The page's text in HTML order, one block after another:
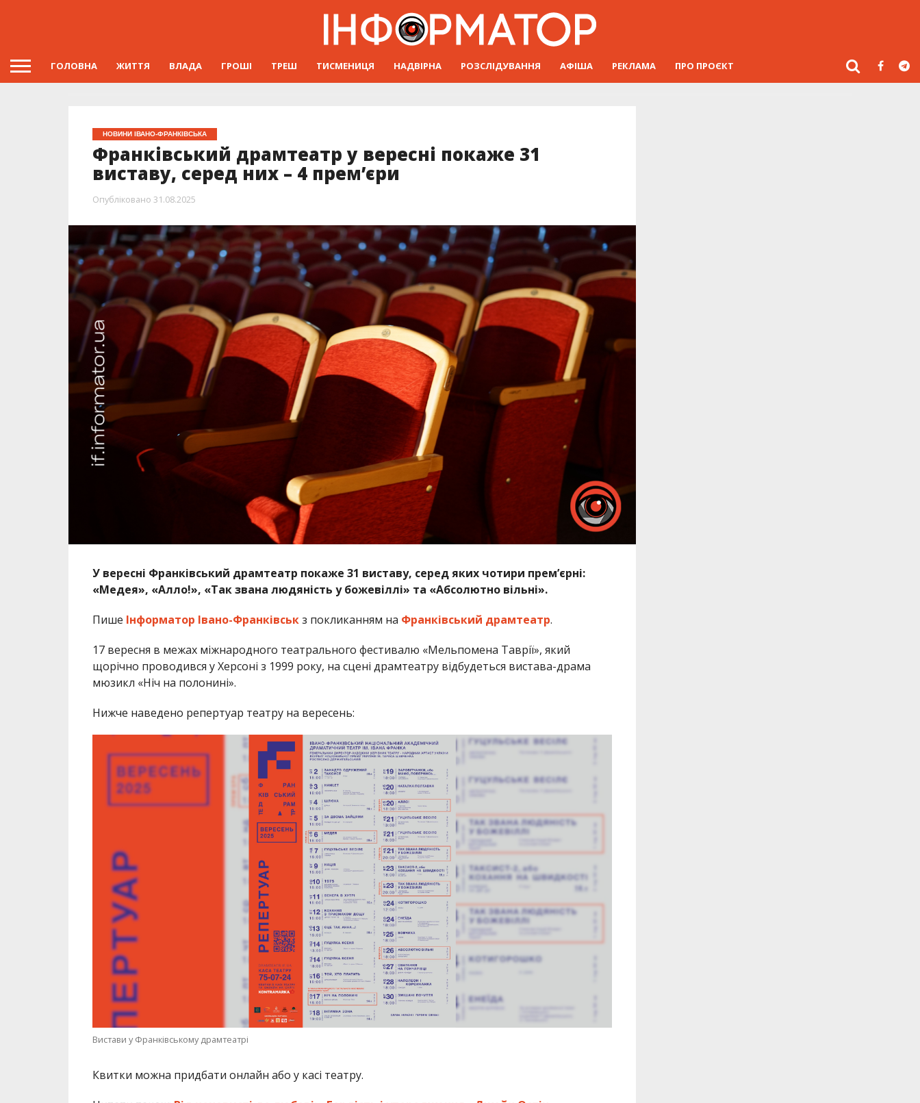
ГОЛОВНА ЖИТТЯ ВЛАДА ГРОШІ ТРЕШ ТИСМЕНИЦЯ НАДВІРНА РОЗСЛІДУВАННЯ АФІША РЕКЛАМА ПРО ПРОЄКТ
НОВИНИ ІВАНО-ФРАНКІВСЬКА
Франківський драмтеатр у вересні покаже 31
виставу, серед них – 4 прем’єри
Опубліковано 31.08.2025
У вересні Франківський драмтеатр покаже 31 виставу, серед яких чотири прем’єрні:
«Медея», «Алло!», «Так звана людяність у божевіллі» та «Абсолютно вільні».
Пише Інформатор Івано-Франківськз покликанням на Франківський драмтеатр.
17 вересня в межах міжнародного театрального фестивалю «Мельпомена Таврії», який
щорічно проводився у Херсоні з 1999 року, на сцені драмтеатру відбудеться вистава-драма
мюзикл «Ніч на полонині».
Нижче наведено репертуар театру на вересень:
Вистави у Франківському драмтеатрі
Квитки можна придбати онлайн або у касі театру.